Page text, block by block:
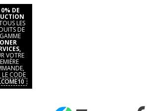
DE
LES
DE
VOTRE
LE CODE